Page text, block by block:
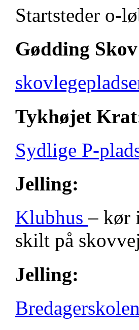
Startsteder o-
Gødding
Tykhøjet
Sydlige P-
Jelling:
Klubhus– kør
skilt på
Jelling: